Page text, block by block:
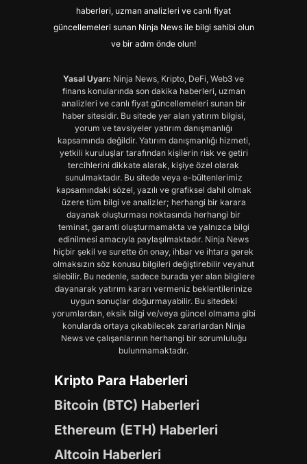
haberleri, uzman analizleri ve canlı fiyat
güncellemeleri sunan Ninja News ile bilgi sahibi olun
ve bir adım önde olun!
Yasal Uyarı: Ninja News, Kripto, DeFi, Web3 ve
finans konularında son dakika haberleri, uzman
analizleri ve canlı fiyat güncellemeleri sunan bir
haber sitesidir. Bu sitede yer alan yatırım bilgisi,
yorum ve tavsiyeler yatırım danışmanlığı
kapsamında değildir. Yatırım danışmanlığı hizmeti,
yetkili kuruluşlar tarafından kişilerin risk ve getiri
tercihlerini dikkate alarak, kişiye özel olarak
sunulmaktadır. Bu sitede veya e-bültenlerimiz
kapsamındaki sözel, yazılı ve grafiksel dahil olmak
üzere tüm bilgi ve analizler; herhangi bir karara
dayanak oluşturması noktasında herhangi bir
teminat, garanti oluşturmamakta ve yalnızca bilgi
edinilmesi amacıyla paylaşılmaktadır. Ninja News
hiçbir şekil ve surette ön onay, ihbar ve ihtara gerek
olmaksızın söz konusu bilgileri değiştirebilir veyahut
silebilir. Bu nedenle, sadece burada yer alan bilgilere
dayanarak yatırım kararı vermeniz beklentilerinize
uygun sonuçlar doğurmayabilir. Bu sitedeki
yorumlardan, eksik bilgi ve/veya güncel olmama gibi
konularda ortaya çıkabilecek zararlardan Ninja
News ve çalışanlarının herhangi bir sorumluluğu
bulunmamaktadır.
Kripto Para Haberleri
Bitcoin (BTC) Haberleri
Ethereum (ETH) Haberleri
Altcoin Haberleri